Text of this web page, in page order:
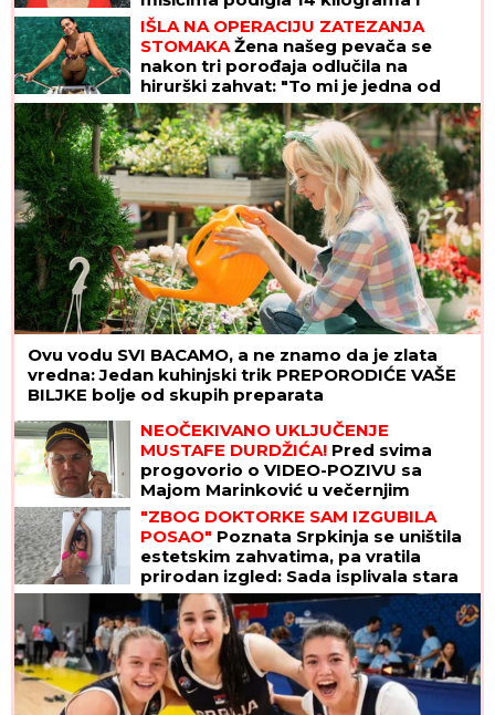
postala globalno poznata
IŠLA NA OPERACIJU ZATEZANJA
STOMAKAŽena našeg pevača se
nakon tri porođaja odlučila na
hirurški zahvat: "To mi je jedna od
najboljih odluka"
Ovu vodu SVI BACAMO, a ne znamo da je zlata
vredna: Jedan kuhinjski trik PREPORODIĆE VAŠE
BILJKE bolje od skupih preparata
NEOČEKIVANO UKLJUČENJE
MUSTAFE DURDŽIĆA! Pred svima
progovorio o VIDEO-POZIVU sa
Majom Marinković u večernjim
satima: "MEVLIDA JE LJUTA"
"ZBOG DOKTORKE SAM IZGUBILA
POSAO" Poznata Srpkinja se uništila
estetskim zahvatima, pa vratila
prirodan izgled: Sada isplivala stara
fotka